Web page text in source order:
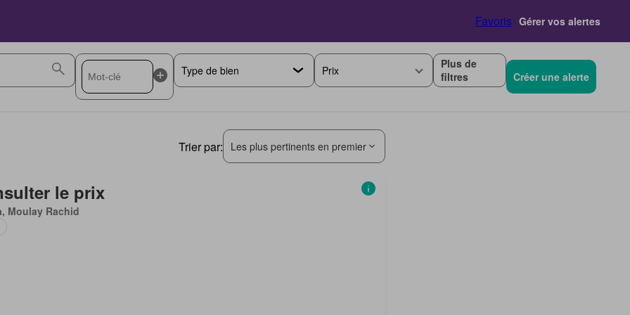
Favoris Gérer vos alertes
Prix
Plus de
filtres
Créer une alerte
Trier par: Les plus pertinents en premier
le prix
Moulay Rachid